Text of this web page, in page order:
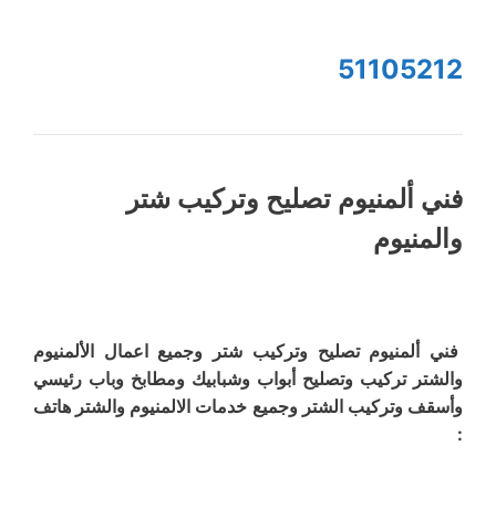
51105212
فني ألمنيوم تصليح وتركيب شتر
والمنيوم
فني ألمنيوم تصليح وتركيب شتر وجميع اعمال الألمنيوم
والشتر تركيب وتصليح أبواب وشبابيك ومطابخ وباب رئيسي
وأسقف وتركيب الشتر وجميع خدمات الالمنيوم والشتر هاتف
: